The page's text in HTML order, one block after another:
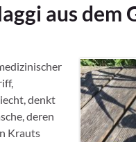
aus dem
denkt
deren
Krauts